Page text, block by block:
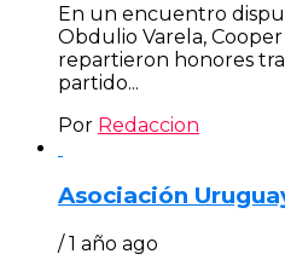
En un encuentro
Obdulio Varela,
repartieron honores
partido...
Por Redaccion
Asociación
/ 1 año ago